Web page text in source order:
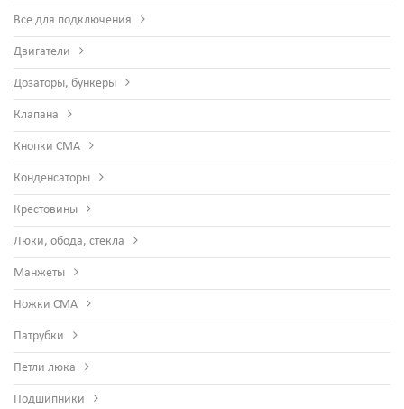
Все для подключения
Двигатели
Дозаторы, бункеры
Клапана
Кнопки СМА
Конденсаторы
Крестовины
Люки, обода, стекла
Манжеты
Ножки СМА
Патрубки
Петли люка
Подшипники